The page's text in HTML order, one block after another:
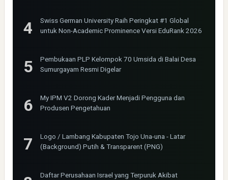
Swiss German University Raih Peringkat #1 Global
untuk Non-Academic Prominence Versi EduRank 2026
Pembukaan PLP Kelompok 70 Umsida di Balai Desa
Sumurgayam Resmi Digelar
My IPM V2 Dorong Kader Menjadi Pengguna dan
Produsen Pengetahuan
Logo / Lambang Kabupaten Tojo Una-una - Latar
(Background) Putih & Transparent (PNG)
Daftar Perusahaan Israel yang Terpuruk Akibat